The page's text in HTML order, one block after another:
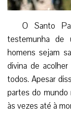
O Santo
testemunha de
homens sejam
divina de
todos. Apesar
partes do mundo
às vezes até à